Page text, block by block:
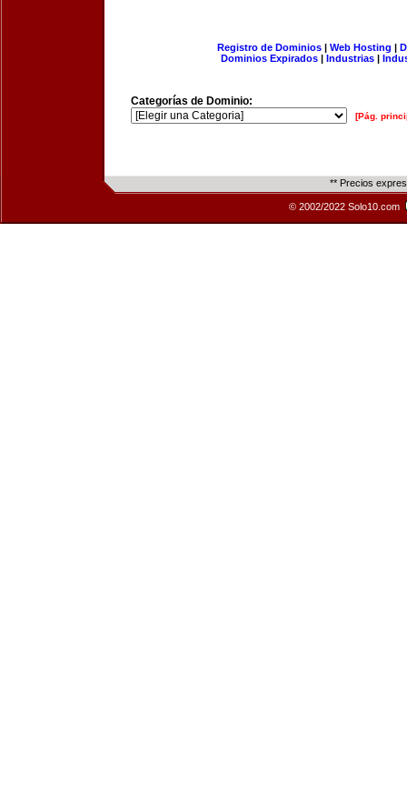
Registro de Dominios| Web Hosting |
Dominios Expirados | Industrias |
Categorías de Dominio:
[Pág.
** Precios
© 2002/2022 Solo10.com